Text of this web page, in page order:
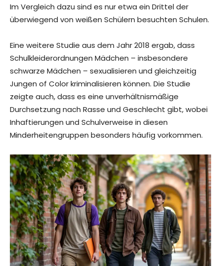
Im Vergleich dazu sind es nur etwa ein Drittel der
überwiegend von weißen Schülern besuchten Schulen.
Eine weitere Studie aus dem Jahr 2018 ergab, dass
Schulkleiderordnungen Mädchen – insbesondere
schwarze Mädchen – sexualisieren und gleichzeitig
Jungen of Color kriminalisieren können. Die Studie
zeigte auch, dass es eine unverhältnismäßige
Durchsetzung nach Rasse und Geschlecht gibt, wobei
Inhaftierungen und Schulverweise in diesen
Minderheitengruppen besonders häufig vorkommen.